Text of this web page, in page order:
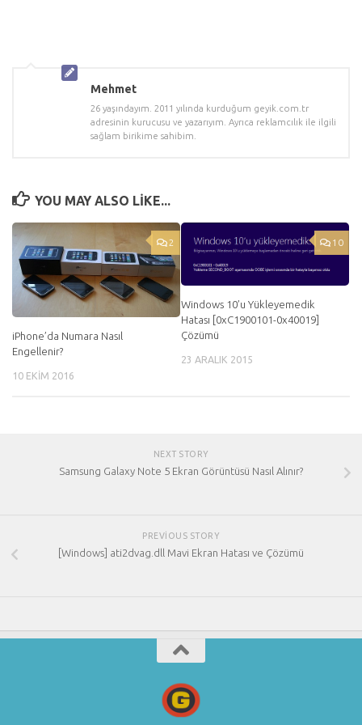
Mehmet
26 yaşındayım. 2011 yılında kurduğum geyik.com.tr
adresinin kurucusu ve yazarıyım. Ayrıca reklamcılık ile ilgili
sağlam birikime sahibim.
YOU MAY ALSO LIKE...
2
iPhone’da Numara Nasıl
Engellenir?
10 EKIM 2016
10
Windows 10’u Yükleyemedik
Hatası [0xC1900101-0x40019]
Çözümü
23 ARALIK 2015
NEXT STORY
Samsung Galaxy Note 5 Ekran Görüntüsü Nasıl Alınır?
PREVIOUS STORY
[Windows] ati2dvag.dll Mavi Ekran Hatası ve Çözümü